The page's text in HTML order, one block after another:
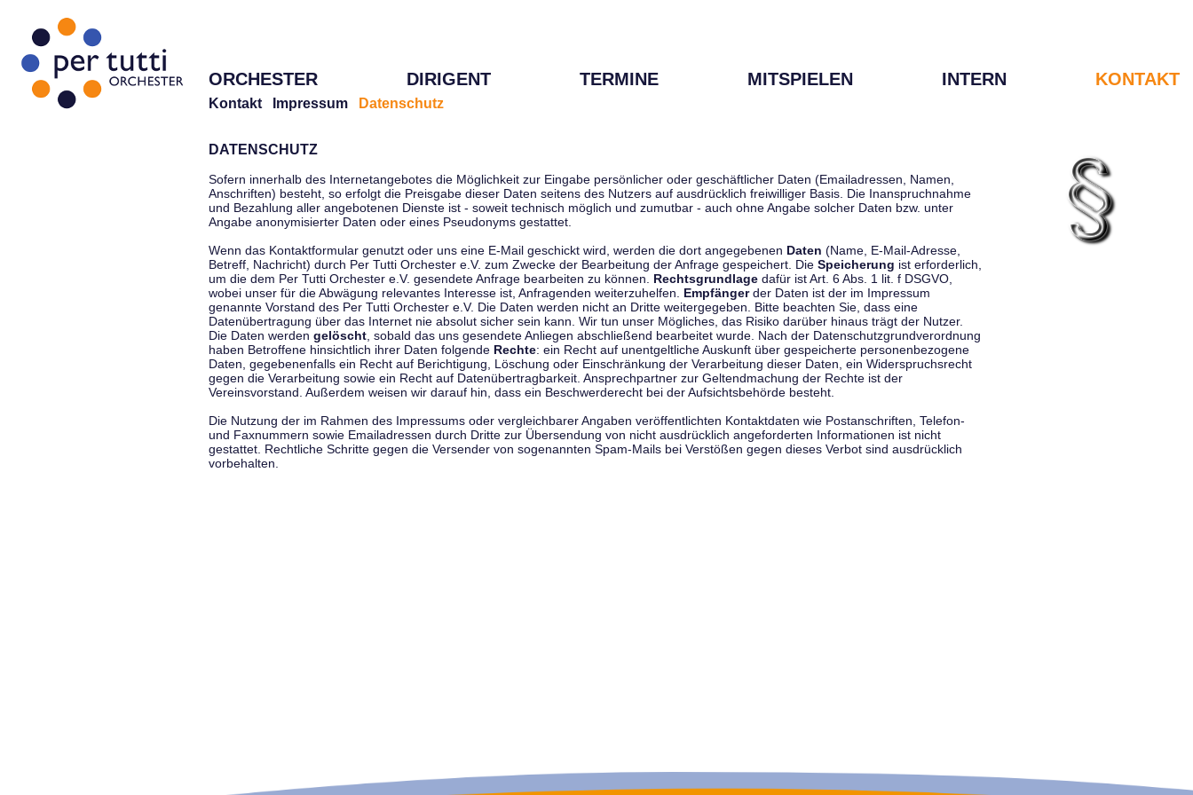
ORCHESTER DIRIGENT TERMINE MITSPIELEN INTERN KONTAKT
Kontakt Impressum Datenschutz
DATENSCHUTZ
Sofern innerhalb des Internetangebotes die Möglichkeit zur Eingabe persönlicher oder geschäftlicher Daten (Emailadressen, Namen,
Anschriften) besteht, so erfolgt die Preisgabe dieser Daten seitens des Nutzers auf ausdrücklich freiwilliger Basis. Die Inanspruchnahme
und Bezahlung aller angebotenen Dienste ist - soweit technisch möglich und zumutbar - auch ohne Angabe solcher Daten bzw. unter
Angabe anonymisierter Daten oder eines Pseudonyms gestattet.
Wenn das Kontaktformular genutzt oder uns eine E-Mail geschickt wird, werden die dort angegebenen Daten (Name, E-Mail-Adresse,
Betreff, Nachricht) durch Per Tutti Orchester e.V. zum Zwecke der Bearbeitung der Anfrage gespeichert. Die Speicherung ist erforderlich,
um die dem Per Tutti Orchester e.V. gesendete Anfrage bearbeiten zu können. Rechtsgrundlage dafür ist Art. 6 Abs. 1 lit. f DSGVO,
wobei unser für die Abwägung relevantes Interesse ist, Anfragenden weiterzuhelfen. Empfängerder Daten ist der im Impressum
genannte Vorstand des Per Tutti Orchester e.V. Die Daten werden nicht an Dritte weitergegeben. Bitte beachten Sie, dass eine
Datenübertragung über das Internet nie absolut sicher sein kann. Wir tun unser Mögliches, das Risiko darüber hinaus trägt der Nutzer.
Die Daten werden gelöscht , sobald das uns gesendete Anliegen abschließend bearbeitet wurde. Nach der Datenschutzgrundverordnung
haben Betroffene hinsichtlich ihrer Daten folgende Rechte: ein Recht auf unentgeltliche Auskunft über gespeicherte personenbezogene
Daten, gegebenenfalls ein Recht auf Berichtigung, Löschung oder Einschränkung der Verarbeitung dieser Daten, ein Widerspruchsrecht
gegen die Verarbeitung sowie ein Recht auf Datenübertragbarkeit. Ansprechpartner zur Geltendmachung der Rechte ist der
Vereinsvorstand. Außerdem weisen wir darauf hin, dass ein Beschwerderecht bei der Aufsichtsbehörde besteht.
Die Nutzung der im Rahmen des Impressums oder vergleichbarer Angaben veröffentlichten Kontaktdaten wie Postanschriften, Telefon-
und Faxnummern sowie Emailadressen durch Dritte zur Übersendung von nicht ausdrücklich angeforderten Informationen ist nicht
gestattet. Rechtliche Schritte gegen die Versender von sogenannten Spam-Mails bei Verstößen gegen dieses Verbot sind ausdrücklich
vorbehalten.